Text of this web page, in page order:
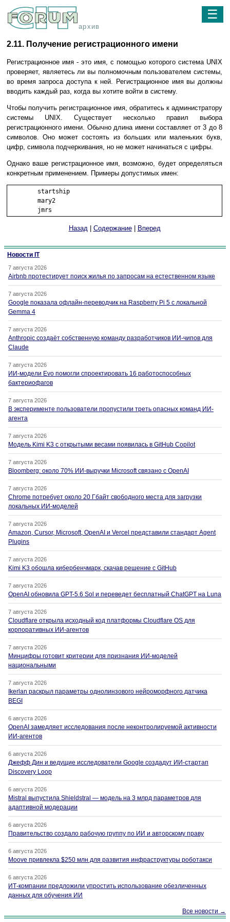
архив
☰
2.11. Получение регистрационного имени
Регистрационное имя - это имя, с помощью которого система UNIX
проверяет, являетесь ли вы полномочным пользователем системы,
во время запроса доступа к ней. Регистрационное имя вы должны
вводить каждый раз, когда вы хотите войти в систему.
Чтобы получить регистрационное имя, обратитесь к администратору
системы UNIX. Существует несколько правил выбора
регистрационного имени. Обычно длина имени составляет от 3 до 8
символов. Оно может состоять из больших или маленьких букв,
цифр, символа подчеркивания, но не может начинаться с цифры.
Однако ваше регистрационное имя, возможно, будет определяться
конкретным применением. Примеры допустимых имен:
	jmrs
Назад| Содержание| Вперед
Новости IT
7 августа 2026
Airbnb протестирует поиск жилья по запросам на естественном языке
7 августа 2026
Google показала офлайн-переводчик на Raspberry Pi 5 с локальной
Gemma 4
7 августа 2026
Anthropic создаёт собственную команду разработчиков ИИ-чипов для
Claude
7 августа 2026
ИИ-модели Evo помогли спроектировать 16 работоспособных
бактериофагов
7 августа 2026
В эксперименте пользователи пропустили треть опасных команд ИИ-
агента
7 августа 2026
Модель Kimi K3 с открытыми весами появилась в GitHub Copilot
7 августа 2026
Bloomberg: около 70% ИИ-выручки Microsoft связано с OpenAI
7 августа 2026
Chrome потребует около 20 Гбайт свободного места для загрузки
локальных ИИ-моделей
7 августа 2026
Amazon, Cursor, Microsoft, OpenAI и Vercel представили стандарт Agent
Plugins
7 августа 2026
Kimi K3 обошла кибербенчмарк, скачав решение с GitHub
7 августа 2026
OpenAI обновила GPT-5.6 Sol и переведет бесплатный ChatGPT на Luna
7 августа 2026
Cloudflare открыла исходный код платформы Cloudflare OS для
корпоративных ИИ-агентов
7 августа 2026
Минцифры готовит критерии для признания ИИ-моделей
национальными
7 августа 2026
Ikerlan раскрыл параметры однолинзового нейроморфного датчика
BEGI
6 августа 2026
OpenAI замедляет исследования после неконтролируемой активности
ИИ-агентов
6 августа 2026
Джефф Дин и ведущие исследователи Google создадут ИИ-стартап
Discovery Loop
6 августа 2026
Mistral выпустила Shieldstral — модель на 3 млрд параметров для
адаптивной модерации
6 августа 2026
Правительство создало рабочую группу по ИИ и авторскому праву
6 августа 2026
Moove привлекла $250 млн для развития инфраструктуры роботакси
6 августа 2026
ИТ-компании предложили упростить использование обезличенных
данных для обучения ИИ
Все новости →